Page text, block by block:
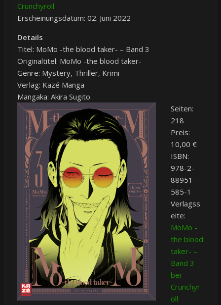
Crunchyroll
Erscheinungsdatum: 02. Juni 2022
Details
Titel: MoMo -the blood taker- – Band 3
Originaltitel: MoMo -the blood taker-
Genre: Mystery, Thriller, Krimi
Verlag: Kazé Manga
Mangaka: Akira Sugito
Seiten:
218
Preis:
10,00 €
ISBN:
978-2-
88951-
585-1
Verlagss
eite:
MoMo -
the blood
taker- –
Band 3
bei
Crunchyr
oll